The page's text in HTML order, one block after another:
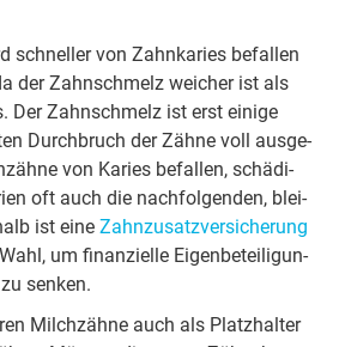
schnel­ler von Zahn­ka­ri­es be­fal­len
der Zahn­schmelz wei­cher ist als
Der Zahn­schmelz ist erst ei­ni­ge
Durch­bruch der Zäh­ne voll aus­ge­
von Ka­ri­es be­fal­len, schä­di­
oft auch die nach­fol­gen­den, blei­
ist ei­ne Zahn­zu­satz­ver­si­che­rung
um fi­nan­zi­el­le Ei­gen­be­tei­li­gun­
sen­ken.
Milch­zäh­ne auch als Platz­hal­ter